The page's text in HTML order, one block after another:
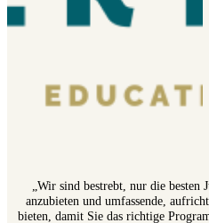
„Wir sind bestrebt, nur die besten
anzubieten und umfassende,
bieten, damit Sie das richtige